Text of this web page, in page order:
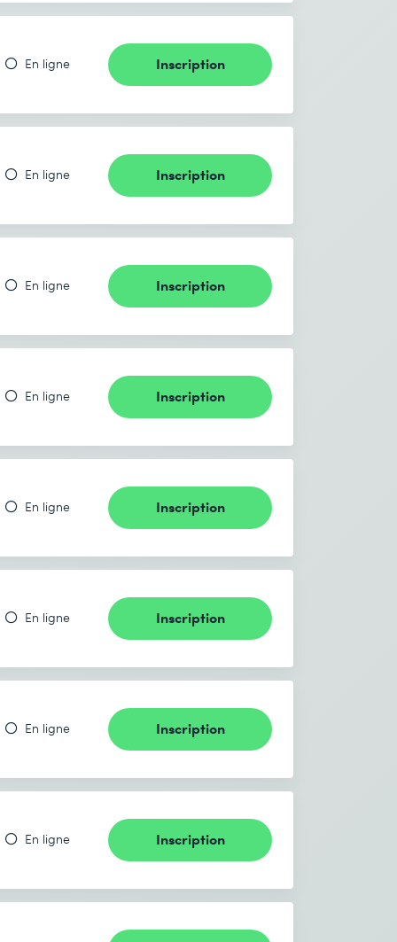
En ligne Inscription
En ligne Inscription
En ligne Inscription
En ligne Inscription
En ligne Inscription
En ligne Inscription
En ligne Inscription
En ligne Inscription